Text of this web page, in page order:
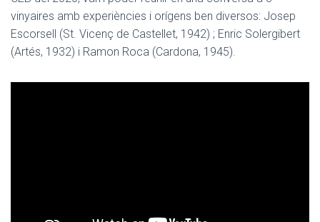
vinyaires amb experiències i orígens ben diversos: Josep
Escorsell (St. Vicenç de Castellet, 1942) ; Enric Solergibert
(Artés, 1932) i Ramon Roca (Cardona, 1945).